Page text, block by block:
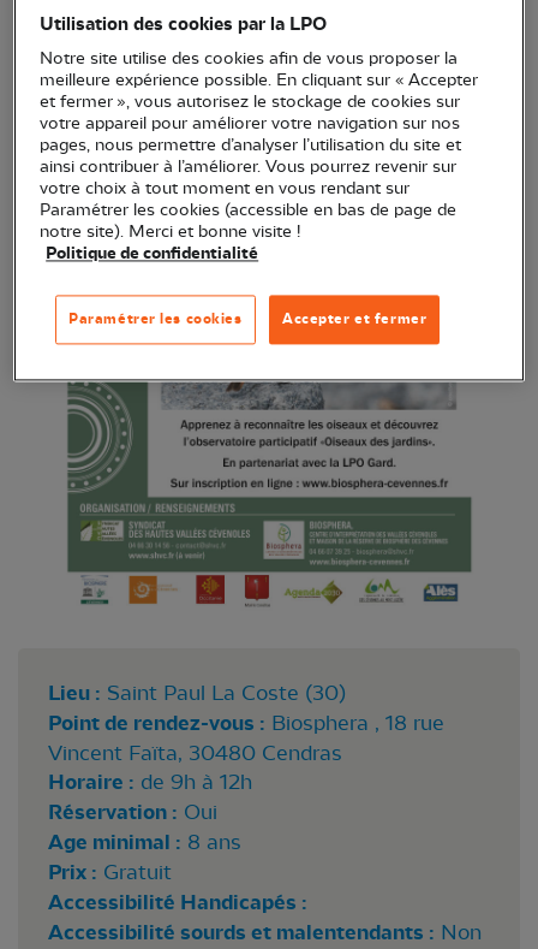
Lieu : Saint Paul La Coste (30)
Point de rendez-vous : Biosphera , 18 rue
Vincent Faïta, 30480 Cendras
Horaire : de 9h à 12h
Réservation : Oui
Age minimal : 8 ans
Prix : Gratuit
Accessibilité Handicapés :
Accessibilité sourds et malentendants : Non
Utilisation des cookies par la LPO
Notre site utilise des cookies afin de vous proposer la
meilleure expérience possible. En cliquant sur « Accepter
et fermer », vous autorisez le stockage de cookies sur
votre appareil pour améliorer votre navigation sur nos
pages, nous permettre d’analyser l’utilisation du site et
ainsi contribuer à l’améliorer. Vous pourrez revenir sur
votre choix à tout moment en vous rendant sur
Paramétrer les cookies (accessible en bas de page de
notre site). Merci et bonne visite !
Politique de confidentialité
Accepter et fermer
Paramétrer les cookies